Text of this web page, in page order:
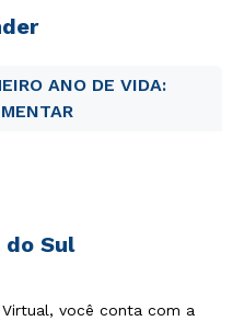
ANO DE VIDA:
do Sul
você conta com a